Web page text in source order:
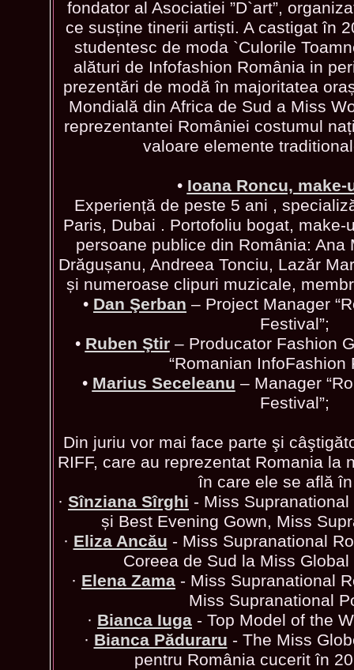
fondator al Asociatiei ”D`art”,
ce susține tinerii artiști. A castigat în
studentesc de moda `Culorile
alături de Infofashion România in
prezentări de modă în majoritatea
Mondială din Africa de Sud a Miss
reprezentantei României costumul
valoare elemente
• Ioana Roncu, make-
Experiență de peste 5 ani ,
Paris, Dubai . Portofoliu bogat,
persoane publice din România: Ana
Drăgușanu, Andreea Tonciu, Lazăr
și numeroase clipuri muzicale,
• Dan Şerban – Project Manager
Festival”;
• Ruben Ştir– Producator Fashion
“Romanian InfoFashion
• Marius Seceleanu – Manager
Festival”;
Din juriu vor mai face parte şi
RIFF, care au reprezentat Romania la
în care ele se află
· Sînziana Sîrghi - Miss
și Best Evening Gown, Miss
· Eliza Ancău - Miss Supranational
Coreea de Sud la Miss
· Elena Zama - Miss Supranational
Miss Supranational
· Bianca Iuga - Top Model of the
· Bianca Păduraru - The Miss
pentru România cucerit în